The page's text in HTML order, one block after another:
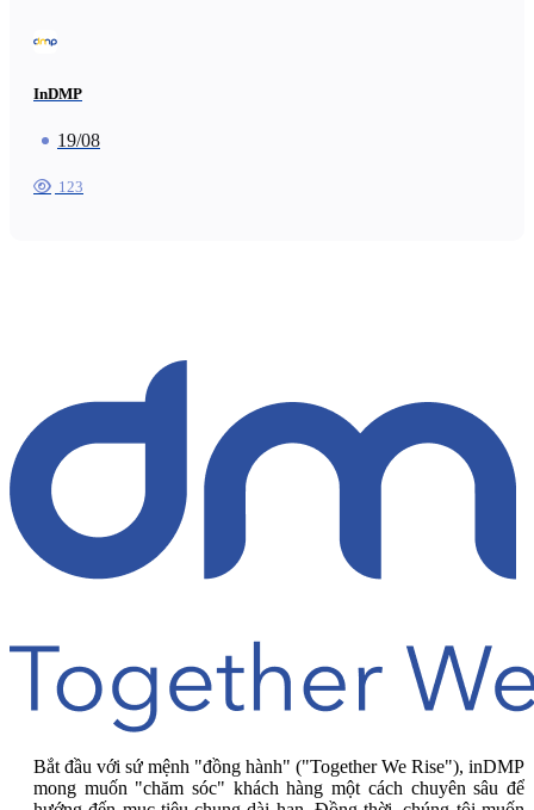
InDMP
19/08
123
Bắt đầu với sứ mệnh "đồng hành" ("Together We Rise"), inDMP
mong muốn "chăm sóc" khách hàng một cách chuyên sâu để